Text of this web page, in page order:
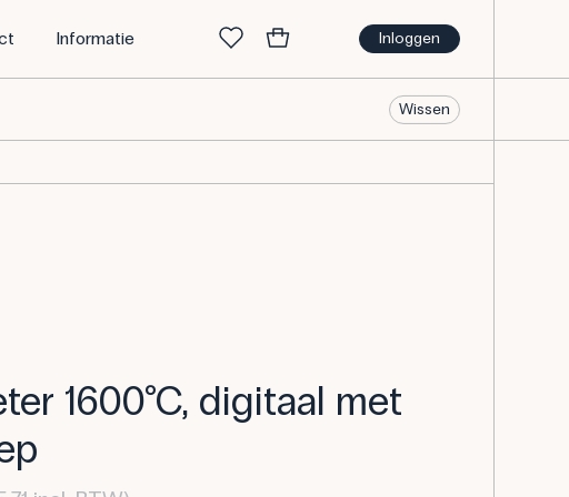
Inloggen
Informatie
Wissen
1600°C, digitaal met